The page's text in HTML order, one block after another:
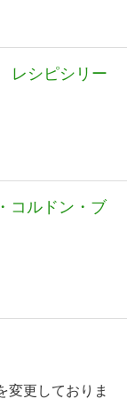
レシピシリー
コルドン・ブ
変更しておりま